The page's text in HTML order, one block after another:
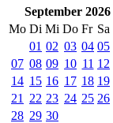
September 2026
Mo Di Mi Do Fr Sa
01 02 03 04 05
07 08 09 10 11 12
14 15 16 17 18 19
21
22 23 24 25 26
28 29 30